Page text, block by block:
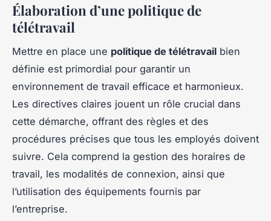
Élaboration d’une politique de
télétravail
Mettre en place une politique de télétravail bien
définie est primordial pour garantir un
environnement de travail efficace et harmonieux.
Les directives claires jouent un rôle crucial dans
cette démarche, offrant des règles et des
procédures précises que tous les employés doivent
suivre. Cela comprend la gestion des horaires de
travail, les modalités de connexion, ainsi que
l’utilisation des équipements fournis par
l’entreprise.